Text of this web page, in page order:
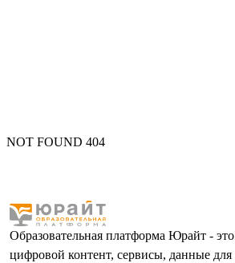
NOT FOUND 404
Образовательная платформа Юрайт - это
цифровой контент, сервисы, данные для